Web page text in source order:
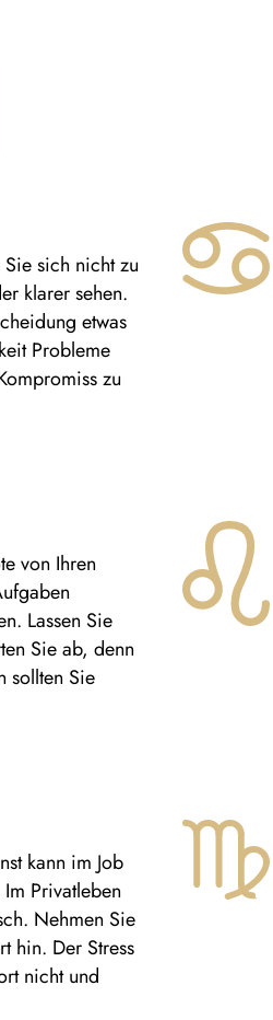
sich nicht zu
klarer sehen.
etwas
Probleme
zu
von Ihren
Lassen Sie
Sie ab, denn
sollten Sie
kann im Job
Privatleben
Nehmen Sie
hin. Der Stress
nicht und